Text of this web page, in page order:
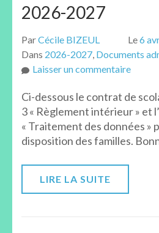
2026-2027
ParCécile BIZEUL Le6
Dans 2026-2027, Documents
Laisser un commentairesur
2026-
2027
Ci-dessous le contrat de
3 « Règlement intérieur » et
« Traitement des données »
disposition des familles.
LIRE LA SUITE